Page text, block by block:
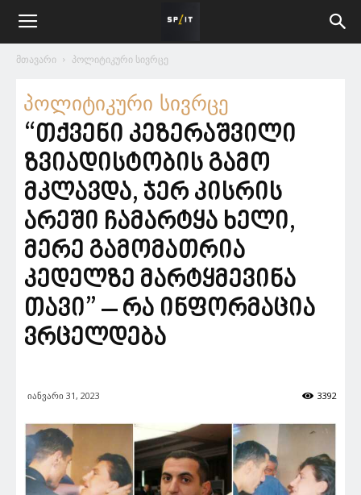
მთავარი პოლიტიკური სივრცე
პოლიტიკური სივრცე
“თქვენი კეზერაშვილი
ზვიადისტობის გამო
მკლავდა, ჯერ კისრის
არეში ჩამარტყა ხელი,
მერე გამომათრია
კედელზე მარტყმევინა
თავი” – რა ინფორმაცია
ვრცელდება
იანვარი 31, 2023 3392